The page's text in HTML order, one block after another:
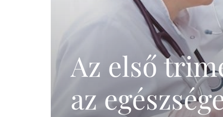
Meddőségi genetikai
és laborvizsgálatok
Pszichológia,
edukáció (termékenység,
meddőség)
IVF külföldön
Az első
az